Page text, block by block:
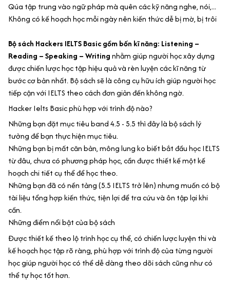
Qúa tập trung vào ngữ pháp mà quên các kỹ năng nghe, nói,...
Không có kế hoạch học mỗi ngày nên kiến thức dễ bị mờ, bị trôi
Bộ sách Hackers IELTS Basic gồm bốn kĩ năng: Listening –
Reading – Speaking – Writingnhằm giúp người học xây dựng
được chiến lược học tập hiệu quả và rèn luyện các kĩ năng từ
bước cơ bản nhất. Bộ sách sẽ là công cụ hữu ích giúp người học
tiếp cận với IELTS theo cách đơn giản đến không ngờ.
Hacker Ielts Basic phù hợp với trình độ nào?
Những bạn đặt mục tiêu band 4.5 - 5.5 thì đây là bộ sách lý
tưởng để bạn thực hiện mục tiêu.
Những bạn bị mất căn bản, mông lung ko biết bắt đầu học IELTS
từ đâu, chưa có phương pháp học, cần được thiết kế một kế
hoạch chi tiết cụ thể để học theo.
Những bạn đã có nền tảng (5.5 IELTS trở lên) nhưng muốn có bộ
tài liệu tổng hợp kiến thức, tiện lợi để tra cứu và ôn tập lại khi
cần.
Những điểm nổi bật của bộ sách
Được thiết kế theo lộ trình học cụ thể, có chiến lược luyện thi và
kế hoạch học tập rõ ràng, phù hợp với trình độ của từng người
học giúp người học có thể dễ dàng theo dõi sách cũng như có
thể tự học tốt hơn.